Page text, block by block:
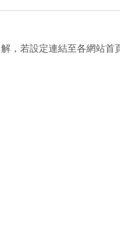
，若設定連結至各網站